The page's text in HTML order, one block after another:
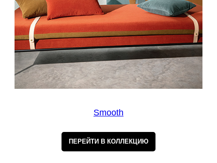
Smooth
ПЕРЕЙТИ В КОЛЛЕКЦИЮ